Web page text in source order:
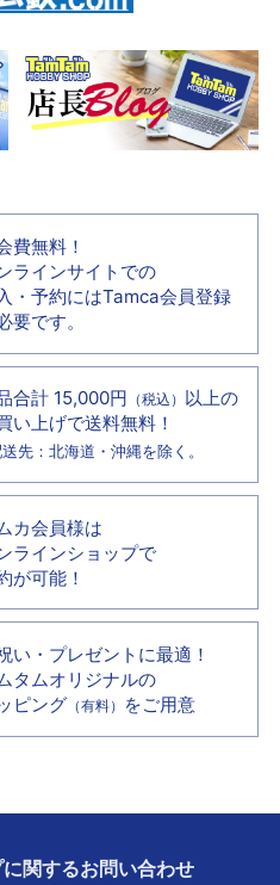
費無料！
ラインサイトでの
・予約にはTamca会員登録
要です。
合計 15,000円 （税込） 以上の
い上げで送料無料！
先：北海道・沖縄を除く。
カ会員様は
ラインショップで
が可能！
い・プレゼントに最適！
タムオリジナルの
ピング （有料） をご用意
関するお問い合わせ